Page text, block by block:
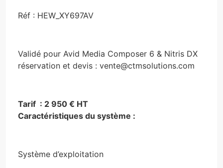
Réf : HEW_XY697AV
Validé pour Avid Media Composer 6 & Nitris DX
réservation et devis : vente@ctmsolutions.com
Tarif : 2 950 € HT
Caractéristiques du système :
Système d’exploitation